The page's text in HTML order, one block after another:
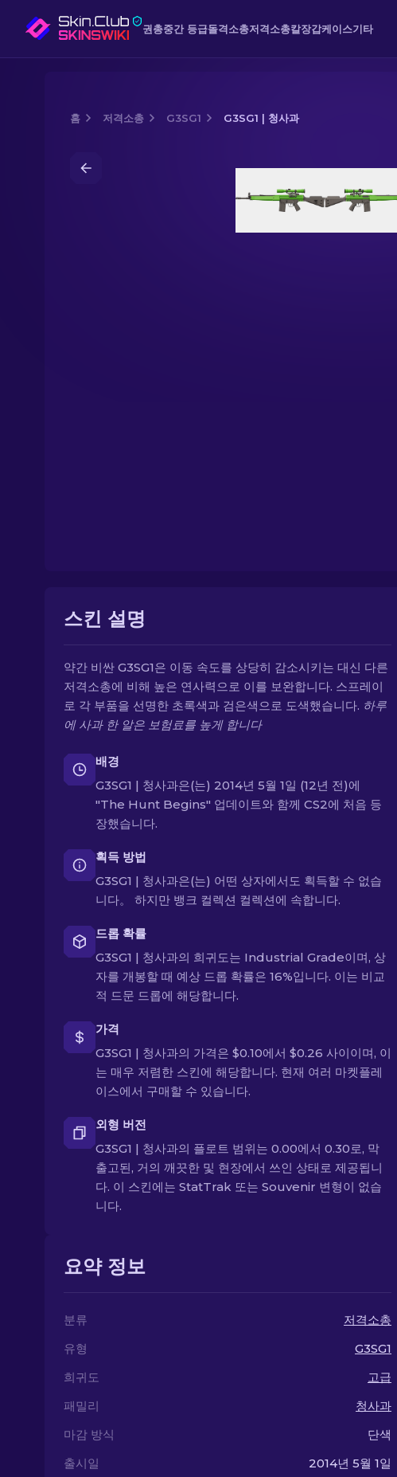
권총중간 등급돌격소총저격소총칼장갑케이스기타
홈 저격소총 G3SG1 G3SG1 | 청사과
스킨 설명
약간 비싼 G3SG1은 이동 속도를 상당히 감소시키는 대신 다른
저격소총에 비해 높은 연사력으로 이를 보완합니다. 스프레이
로 각 부품을 선명한 초록색과 검은색으로 도색했습니다. 하루
에 사과 한 알은 보험료를 높게 합니다
배경
G3SG1 | 청사과은(는) 2014년 5월 1일 (12년 전)에
"The Hunt Begins" 업데이트와 함께 CS2에 처음 등
장했습니다.
획득 방법
G3SG1 | 청사과은(는) 어떤 상자에서도 획득할 수 없습
니다。 하지만 뱅크 컬렉션 컬렉션에 속합니다.
드롭 확률
G3SG1 | 청사과의 희귀도는 Industrial Grade이며, 상
자를 개봉할 때 예상 드롭 확률은 16%입니다. 이는 비교
적 드문 드롭에 해당합니다.
가격
G3SG1 | 청사과의 가격은 $0.10에서 $0.26 사이이며, 이
는 매우 저렴한 스킨에 해당합니다. 현재 여러 마켓플레
이스에서 구매할 수 있습니다.
외형 버전
G3SG1 | 청사과의 플로트 범위는 0.00에서 0.30로, 막
출고된, 거의 깨끗한 및 현장에서 쓰인 상태로 제공됩니
다. 이 스킨에는 StatTrak 또는 Souvenir 변형이 없습
니다.
요약 정보
분류
저격소총
유형
G3SG1
희귀도
고급
패밀리
청사과
마감 방식
단색
출시일
2014년 5월 1일